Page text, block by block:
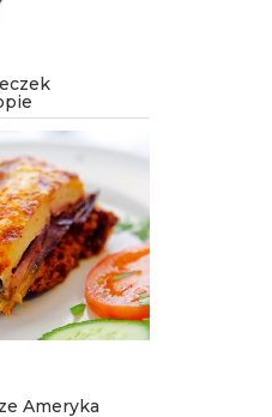
Ameryka